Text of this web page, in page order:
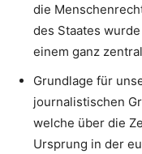
die
des Staates
einem ganz
Grundlage für
journalistischen
welche über die
Ursprung in der